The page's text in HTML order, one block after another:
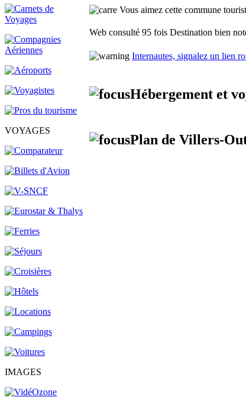
VOYAGES
IMAGES
Vous aimez cette commune
Web consulté 95 fois Destination bien
Internautes, signalez un lien
Hébergement et
Plan de Villers-